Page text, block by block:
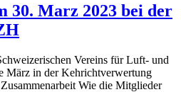
30. Marz 2023 bei der
Vereins für Luft- und
März in der Kehrichtverwertung
Wie die Mitglieder